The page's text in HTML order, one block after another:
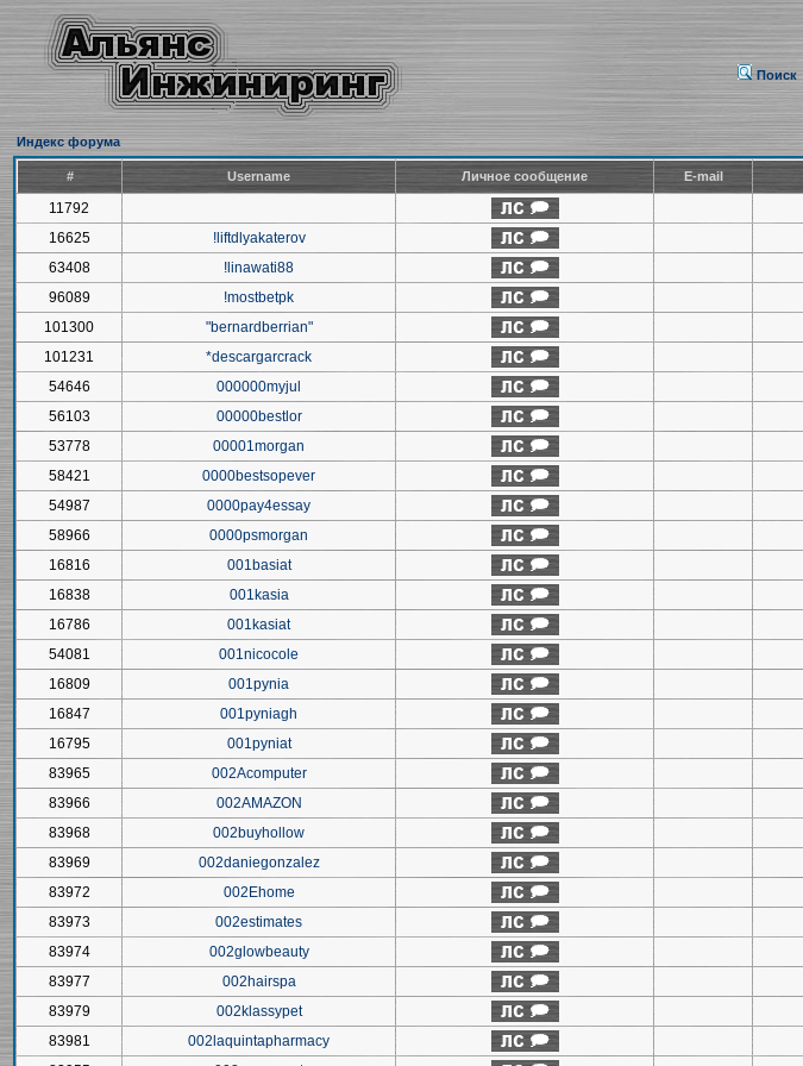
Поиск
Индекс форума
# Username Личное сообщение E-mail
11792
16625
!liftdlyakaterov
63408
!linawati88
96089
!mostbetpk
101300
"bernardberrian"
101231
*descargarcrack
54646
000000myjul
56103
00000bestlor
53778
00001morgan
58421
0000bestsopever
54987
0000pay4essay
58966
0000psmorgan
16816
001basiat
16838
001kasia
16786
001kasiat
54081
001nicocole
16809
001pynia
16847
001pyniagh
16795
001pyniat
83965
002Acomputer
83966
002AMAZON
83968
002buyhollow
83969
002daniegonzalez
83972
002Ehome
83973
002estimates
83974
002glowbeauty
83977
002hairspa
83979
002klassypet
83981
002laquintapharmacy